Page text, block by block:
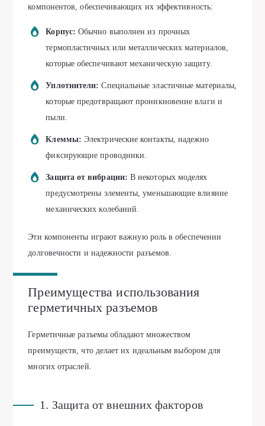
компонентов, обеспечивающих их эффективность:
Корпус: Обычно выполнен из прочных
термопластичных или металлических материалов,
которые обеспечивают механическую защиту.
Уплотнители: Специальные эластичные материалы,
которые предотвращают проникновение влаги и
пыли.
Клеммы: Электрические контакты, надежно
фиксирующие проводники.
Защита от вибрации: В некоторых моделях
предусмотрены элементы, уменьшающие влияние
механических колебаний.
Эти компоненты играют важную роль в обеспечении
долговечности и надежности разъемов.
Преимущества использования
герметичных разъемов
Герметичные разъемы обладают множеством
преимуществ, что делает их идеальным выбором для
многих отраслей.
1. Защита от внешних факторов